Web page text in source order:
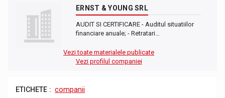
ERNST & YOUNG SRL
AUDIT SI CERTIFICARE - Auditul situatiilor
financiare anuale; - Retratari…
Vezi toate materialele publicate
Vezi profilul companiei
ETICHETE : companii